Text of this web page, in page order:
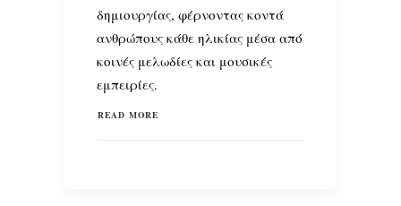
δημιουργίας, φέρνοντας κοντά
ανθρώπους κάθε ηλικίας μέσα από
κοινές μελωδίες και μουσικές
εμπειρίες.
READ MORE